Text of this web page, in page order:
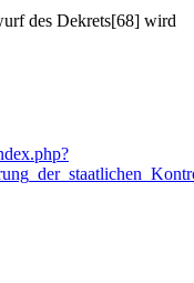
des Dekrets[68] wird